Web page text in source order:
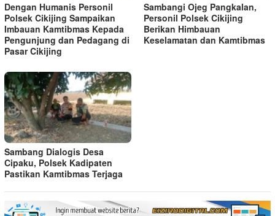
Dengan Humanis Personil
Polsek Cikijing Sampaikan
Imbauan Kamtibmas Kepada
Pengunjung dan Pedagang di
Pasar Cikijing
Sambangi Ojeg Pangkalan,
Personil Polsek Cikijing
Berikan Himbauan
Keselamatan dan Kamtibmas
Sambang Dialogis Desa
Cipaku, Polsek Kadipaten
Pastikan Kamtibmas Terjaga